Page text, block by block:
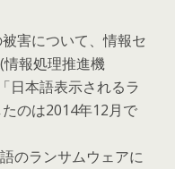
害について、情報セ
報処理推進機
日本語表示されるラ
のは2014年12月で
のランサムウェアに